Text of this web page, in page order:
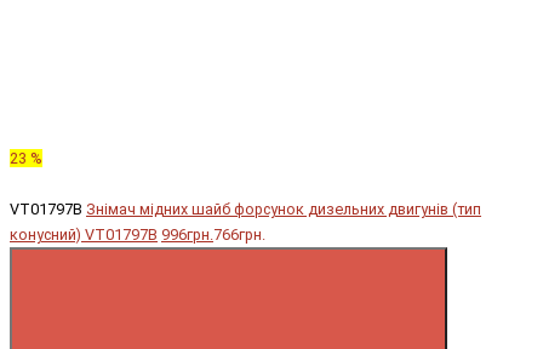
23 %
VT01797B Знімач мідних шайб форсунок дизельних двигунів (тип
конусний) VT01797B 996грн.766грн.